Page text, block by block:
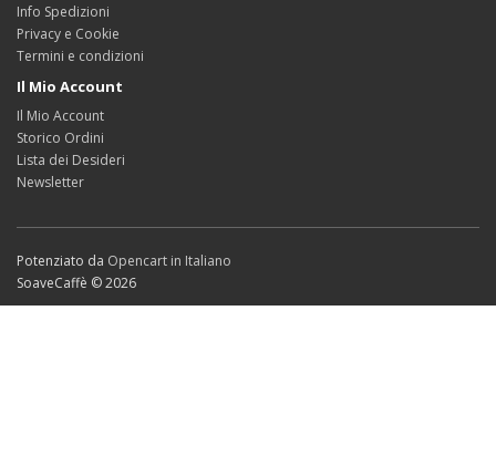
Info Spedizioni
Privacy e Cookie
Termini e condizioni
Il Mio Account
Il Mio Account
Storico Ordini
Lista dei Desideri
Newsletter
Potenziato da Opencart in Italiano
SoaveCaffè © 2026